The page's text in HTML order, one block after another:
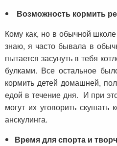
Возможность кормить
Кому как, но в обычной
знаю, я часто бывала в
пытается засунуть в тебя
булками. Все остальное
кормить детей домашней,
едой в течение дня. И при
могут их уговорить
анскулинга.
Время для спорта и